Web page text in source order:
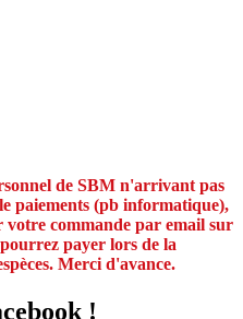
de SBM n'arrivant pas
paiements (pb informatique),
votre commande par email sur
payer lors de la
Merci d'avance.
!